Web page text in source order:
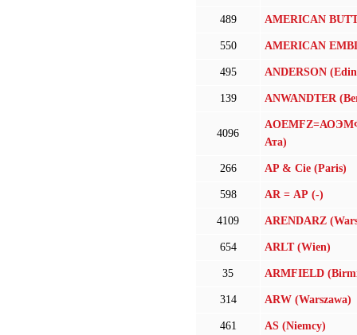
489 AMERICAN
550 AMERICAN
495 ANDERSON
139 ANWANDTER
4096
Ата)
266 AP & Cie (Paris)
598 AR = АР (-)
4109 ARENDARZ
654 ARLT (Wien)
35 ARMFIELD
314 ARW (Warszawa)
461 AS (Niemcy)